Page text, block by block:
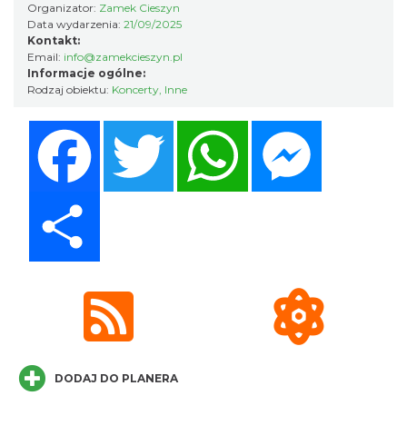
Cieszyn
0.10 km
Cieszyn
0.10 km
Organizator: Zamek Cieszyn
Data wydarzenia: 21/09/2025
Kontakt:
Email: info@zamekcieszyn.pl
Informacje ogólne:
Rodzaj obiektu: Koncerty, Inne
Twitter WhatsApp
DODAJ DO PLANERA